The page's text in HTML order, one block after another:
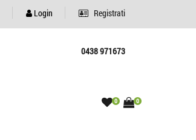
Login Registrati
0438 971673
0 0